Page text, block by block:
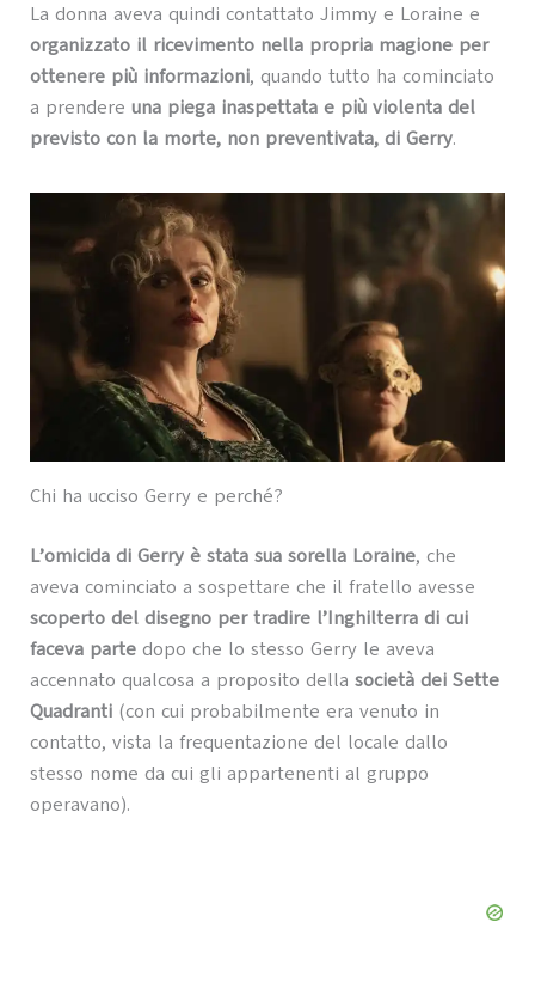
La donna aveva quindi contattato Jimmy e Loraine e
organizzato il ricevimento nella propria magione per
ottenere più informazioni, quando tutto ha cominciato
a prendere una piega inaspettata e più violenta del
previsto con la morte, non preventivata, di Gerry.
Chi ha ucciso Gerry e perché?
L’omicida di Gerry è stata sua sorella Loraine, che
aveva cominciato a sospettare che il fratello avesse
scoperto del disegno per tradire l’Inghilterra di cui
faceva parte dopo che lo stesso Gerry le aveva
accennato qualcosa a proposito della società dei Sette
Quadranti(con cui probabilmente era venuto in
contatto, vista la frequentazione del locale dallo
stesso nome da cui gli appartenenti al gruppo
operavano).